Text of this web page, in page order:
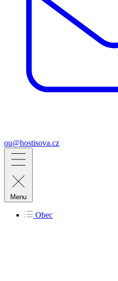
ou@hostisova.cz
Menu
Obec